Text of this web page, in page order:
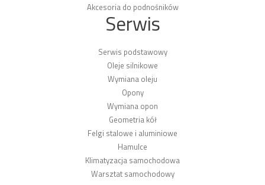
Akcesoria do podnośników
Serwis
Serwis podstawowy
Oleje silnikowe
Wymiana oleju
Opony
Wymiana opon
Geometria kół
Felgi stalowe i aluminiowe
Hamulce
Klimatyzacja samochodowa
Warsztat samochodowy